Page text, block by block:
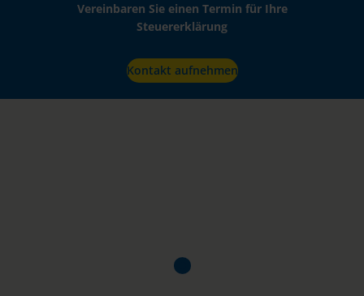
Vereinbaren Sie einen Termin für Ihre
Steuererklärung
Kontakt aufnehmen